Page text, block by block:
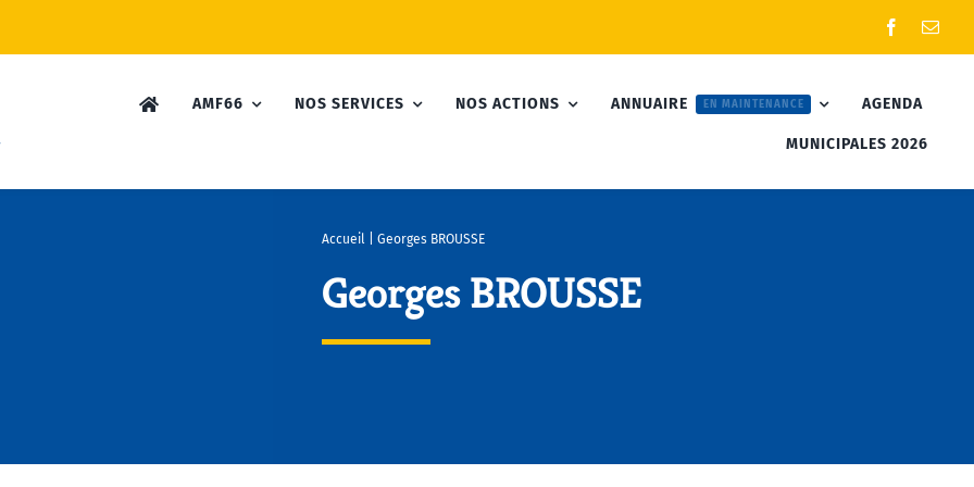
AMF66 NOS SERVICES NOS ACTIONS ANNUAIRE EN MAINTENANCE AGENDA
MUNICIPALES 2026
Accueil| Georges BROUSSE
Georges BROUSSE